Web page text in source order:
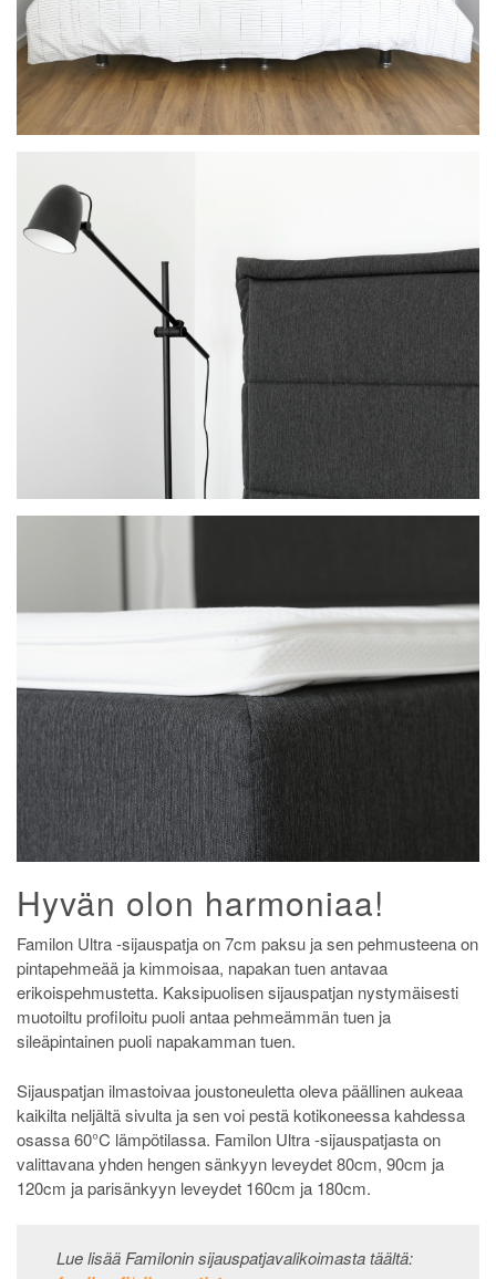
Hyvän olon harmoniaa!
Familon Ultra -sijauspatja on 7cm paksu ja sen pehmusteena on
pintapehmeää ja kimmoisaa, napakan tuen antavaa
erikoispehmustetta. Kaksipuolisen sijauspatjan nystymäisesti
muotoiltu profiloitu puoli antaa pehmeämmän tuen ja
sileäpintainen puoli napakamman tuen.
Sijauspatjan ilmastoivaa joustoneuletta oleva päällinen aukeaa
kaikilta neljältä sivulta ja sen voi pestä kotikoneessa kahdessa
osassa 60°C lämpötilassa. Familon Ultra -sijauspatjasta on
valittavana yhden hengen sänkyyn leveydet 80cm, 90cm ja
120cm ja parisänkyyn leveydet 160cm ja 180cm.
Lue lisää Familonin sijauspatjavalikoimasta täältä: